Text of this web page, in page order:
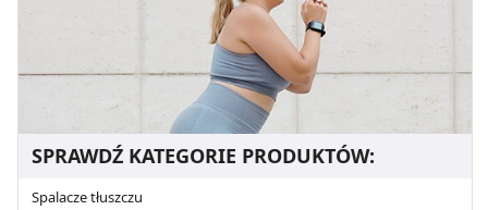
SPRAWDŹ KATEGORIE PRODUKTÓW:
Spalacze tłuszczu